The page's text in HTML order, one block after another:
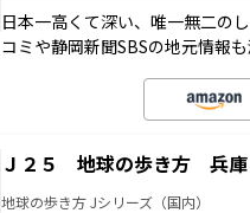
日本一高くて深い、唯一無二の
コミや静岡新聞SBSの地元情報
Ｊ２５ 地球の歩き方 兵
地球の歩き方 Jシリーズ（国内）